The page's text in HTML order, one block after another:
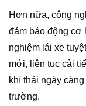
Hơn nữa, công
đảm bảo động cơ
nghiệm lái xe
mới, liên tục cải
khí thải ngày
trường.